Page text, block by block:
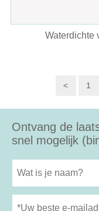
Waterdichte
< 1
Ontvang de
snel mogelijk